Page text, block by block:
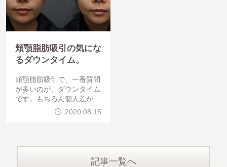
頬顎脂肪吸引の気にな
るダウンタイム。
頬顎脂肪吸引で、一番質問
が多いのが、ダウンタイム
です。もちろん個人差があ
りますが、20代女性のゲス
2020.08.15
記事一覧へ